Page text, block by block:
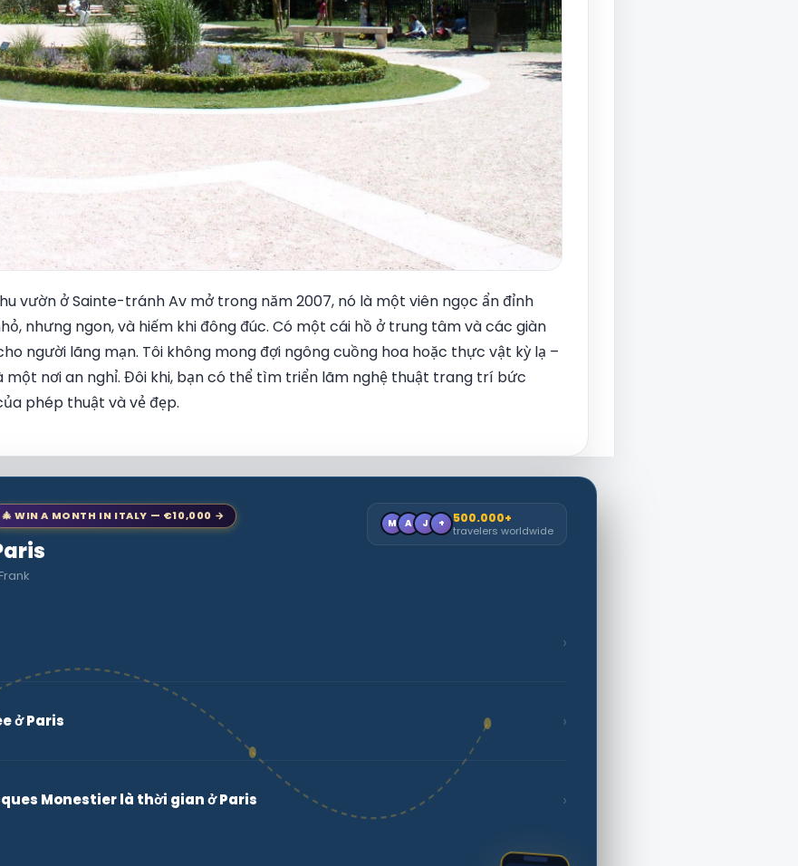
vườn ở Sainte-tránh Av mở trong năm 2007, nó là một viên ngọc ẩn đỉnh
nhưng ngon, và hiếm khi đông đúc. Có một cái hồ ở trung tâm và các giàn
người lãng mạn. Tôi không mong đợi ngông cuồng hoa hoặc thực vật kỳ lạ –
một nơi an nghỉ. Đôi khi, bạn có thể tìm triển lãm nghệ thuật trang trí bức
phép thuật và vẻ đẹp.
🎄 WIN A MONTH IN ITALY — €10,000 →
M A J + 500.000+
travelers worldwide
›
ở Paris ›
Monestier là thời gian ở Paris ›